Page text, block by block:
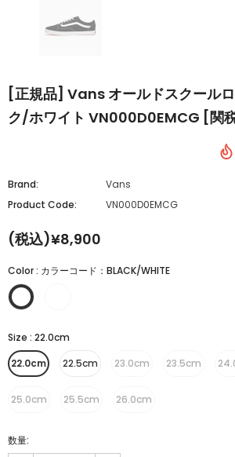
[正規品] Vans オールドスクール
ク/ホワイト VN000D0EMCG [関
Brand:
Vans
Product Code:
VN000D0EMCG
(税込)¥8,900
Color: カラーコード：BLACK/WHITE
Size : 22.0cm
22.0cm
22.5cm 23.0cm 23.5cm
25.0cm 25.5cm 26.0cm
数量: